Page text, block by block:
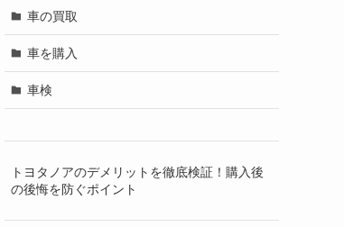
車の買取
車を購入
車検
トヨタノアのデメリットを徹底検証！購入後
の後悔を防ぐポイント